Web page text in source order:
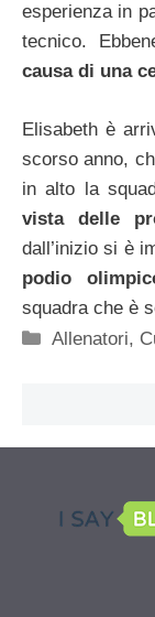
esperienza in
tecnico.
causa di una
Elisabeth è
scorso anno,
in alto la
vista delle
dall’inizio si è
podio
squadra che è
Categorie
Allenatori,